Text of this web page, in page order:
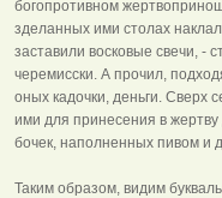
богопротивном
зделанных ими столах
заставили восковые свечи, -
черемисски. А прочил,
оных кадочки, деньги. Сверх
ими для принесения в жертву
бочек, наполненных пивом и
Таким образом, видим